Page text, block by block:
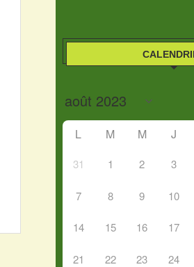
L M M J
31 1 2 3
7 8 9 10
14 15 16 17
21 22 23 24